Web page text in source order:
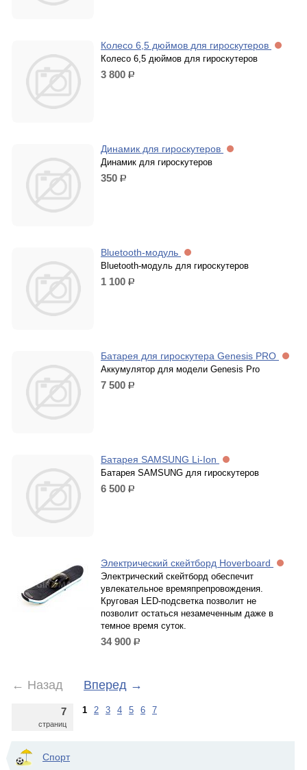
Колесо 6,5 дюймов для гироскутеров
Колесо 6,5 дюймов для гироскутеров
3 800 р.
Динамик для гироскутеров
Динамик для гироскутеров
350 р.
Bluetooth-модуль
Bluetooth-модуль для гироскутеров
1 100 р.
Батарея для гироскутера Genesis PRO
Аккумулятор для модели Genesis Pro
7 500 р.
Батарея SAMSUNG Li-Ion
Батарея SAMSUNG для гироскутеров
6 500 р.
Электрический скейтборд Hoverboard
Электрический скейтборд обеспечит
увлекательное времяпрепровождения.
Круговая LED-подсветка позволит не
позволит остаться незамеченным даже в
темное время суток.
34 900 р.
← Назад Вперед →
7
страниц
1 2 3 4 5 6 7
Спорт